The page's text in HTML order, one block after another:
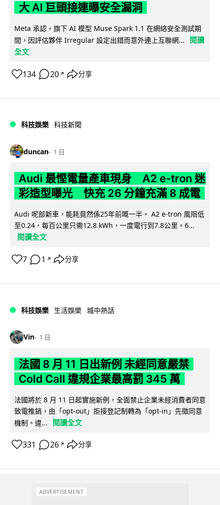
大 AI 巨頭接連曝安全漏洞
Meta 承認，旗下 AI 模型 Muse Spark 1.1 在網絡安全測試期
間，因評估夥伴 Irregular 設定出錯而意外連上互聯網...
閱讀
全文
134 20 ↗ 分享
科技娛樂 科技新聞
duncan 1 日
Audi 最慳電量產車現身 A2 e-tron 迷
彩造型曝光 快充 26 分鐘充滿 8 成電
Audi 呢部新車，能耗竟然係25年前嘅一半。 A2 e-tron 風阻低
至0.24，每百公里只需12.8 kWh，一度電行到7.8公里。6...
閱讀全文
7 1 ↗ 分享
科技娛樂 生活娛樂 城中熱話
Vin 1 日
法國 8 月 11 日出新例 未經同意嚴禁
Cold Call 違規企業最高罰 345 萬
法國將於 8 月 11 日起實施新例，全面禁止企業未經消費者同意
致電推銷，由「opt-out」拒接登記制轉為「opt-in」先徵同意
機制。違...
閱讀全文
331 26 ↗ 分享
ADVERTISEMENT